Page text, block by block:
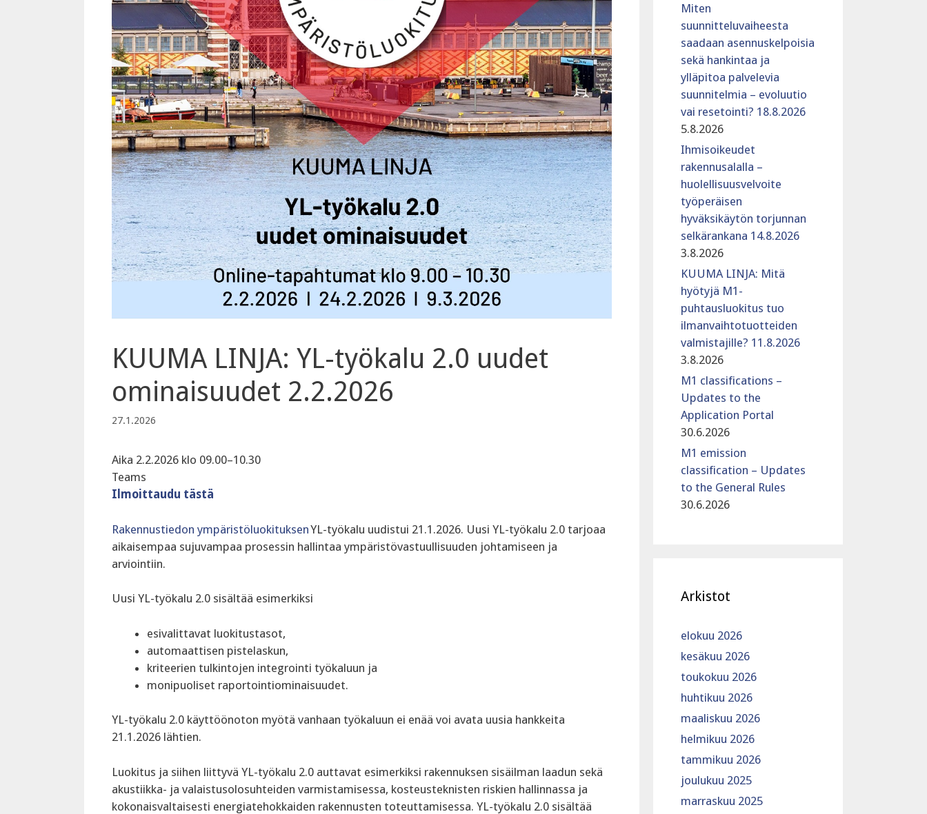
KUUMA LINJA: YL-työkalu 2.0 uudet
ominaisuudet 2.2.2026
27.1.2026
Aika 2.2.2026 klo 09.00–10.30
Teams
Ilmoittaudu tästä
Rakennustiedon ympäristöluokituksenYL-työkalu uudistui 21.1.2026. Uusi YL-työkalu 2.0 tarjoaa
aikaisempaa sujuvampaa prosessin hallintaa ympäristövastuullisuuden johtamiseen ja
arviointiin.
‍Uusi YL-työkalu 2.0 sisältää esimerkiksi
esivalittavat luokitustasot,
automaattisen pistelaskun,
kriteerien tulkintojen integrointi työkaluun ja
monipuoliset raportointiominaisuudet.
‍YL-työkalu 2.0 käyttöönoton myötä vanhaan työkaluun ei enää voi avata uusia hankkeita
21.1.2026 lähtien.
Luokitus ja siihen liittyvä YL-työkalu 2.0 auttavat esimerkiksi rakennuksen sisäilman laadun sekä
akustiikka- ja valaistusolosuhteiden varmistamisessa, kosteusteknisten riskien hallinnassa ja
kokonaisvaltaisesti energiatehokkaiden rakennusten toteuttamisessa. YL-työkalu 2.0 sisältää
Miten
suunnitteluvaiheesta
saadaan asennuskelpoisia
sekä hankintaa ja
ylläpitoa palvelevia
suunnitelmia – evoluutio
vai resetointi? 18.8.2026
5.8.2026
Ihmisoikeudet
rakennusalalla –
huolellisuusvelvoite
työperäisen
hyväksikäytön torjunnan
selkärankana 14.8.2026
3.8.2026
KUUMA LINJA: Mitä
hyötyjä M1-
puhtausluokitus tuo
ilmanvaihtotuotteiden
valmistajille? 11.8.2026
3.8.2026
M1 classifications –
Updates to the
Application Portal
30.6.2026
M1 emission
classification – Updates
to the General Rules
30.6.2026
Arkistot
elokuu 2026
kesäkuu 2026
toukokuu 2026
huhtikuu 2026
maaliskuu 2026
helmikuu 2026
tammikuu 2026
joulukuu 2025
marraskuu 2025